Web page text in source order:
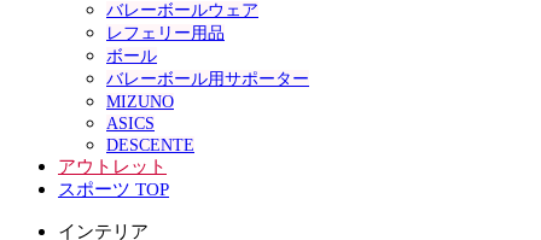
バレーボールウェア
レフェリー用品
ボール
バレーボール用サポーター
MIZUNO
ASICS
DESCENTE
アウトレット
スポーツ TOP
インテリア